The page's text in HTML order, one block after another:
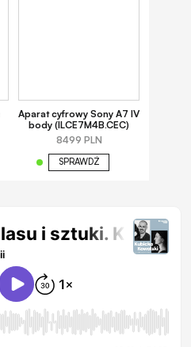
Aparat cyfrowy Sony A7 IV
body (ILCE7M4B.CEC)
8499 PLN
SPRAWDŹ